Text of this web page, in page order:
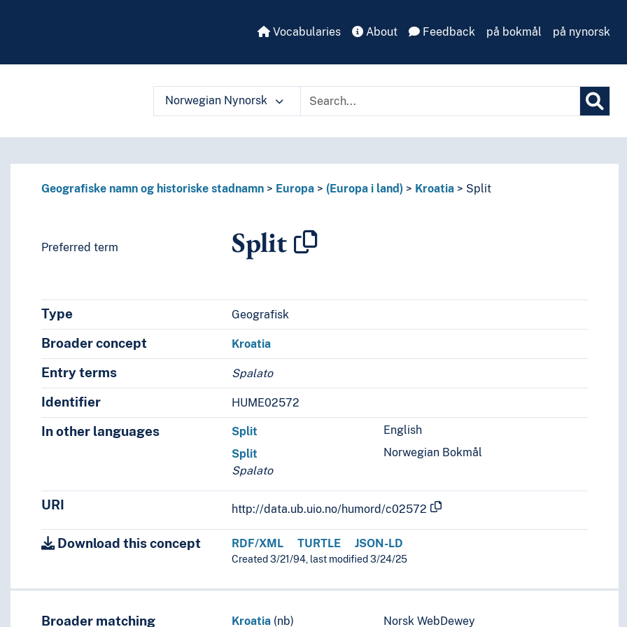
Vocabularies About Feedback på bokmål på nynorsk
Norwegian Nynorsk
contents by a criterion
Geografiske namn og historiske stadnamn Europa (Europa i land) Kroatia Split
Preferred term Split
Type Geografisk
Broader concept Kroatia
Entry terms Spalato
Identifier HUME02572
In other languages English
Split
Norwegian Bokmål
Split
Spalato
URI http://data.ub.uio.no/humord/c02572
Download this concept RDF/XML TURTLE JSON-LD
Created 3/21/94, last modified 3/24/25
Broader matching Kroatia (nb) Norsk WebDewey